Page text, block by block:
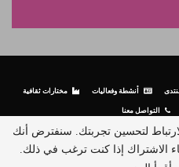
أنشطة وفعاليات مختارات ثقافية
التواصل معنا
الثقافي - 2026.
لتحسين تجربتك. سنفترض أنك
الاشتراك إذا كنت ترغب في ذلك.